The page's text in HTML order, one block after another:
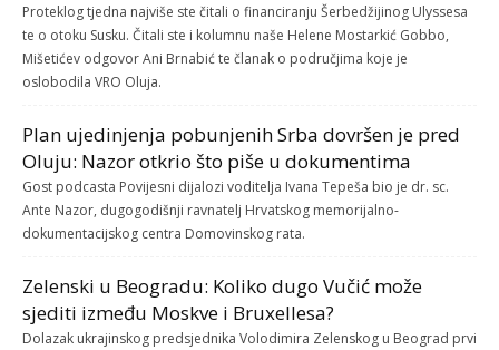
Proteklog tjedna najviše ste čitali o financiranju Šerbedžijinog Ulyssesa
te o otoku Susku. Čitali ste i kolumnu naše Helene Mostarkić Gobbo,
Mišetićev odgovor Ani Brnabić te članak o područjima koje je
oslobodila VRO Oluja.
Plan ujedinjenja pobunjenih Srba dovršen je pred
Oluju: Nazor otkrio što piše u dokumentima
Gost podcasta Povijesni dijalozi voditelja Ivana Tepeša bio je dr. sc.
Ante Nazor, dugogodišnji ravnatelj Hrvatskog memorijalno-
dokumentacijskog centra Domovinskog rata.
Zelenski u Beogradu: Koliko dugo Vučić može
sjediti između Moskve i Bruxellesa?
Dolazak ukrajinskog predsjednika Volodimira Zelenskog u Beograd prvi